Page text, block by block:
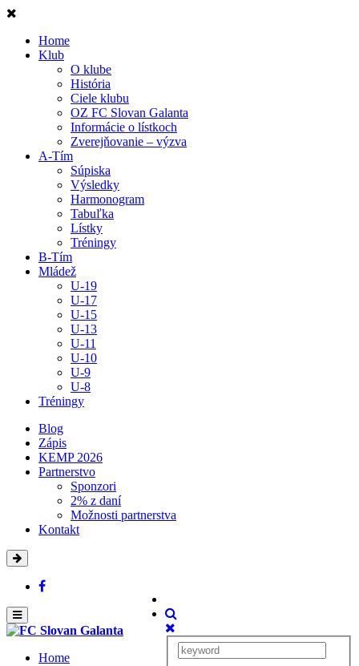
Home
Klub
O klube
História
Ciele klubu
OZ FC Slovan Galanta
Informácie o lístkoch
Zverejňovanie – výzva
A-Tím
Súpiska
Výsledky
Harmonogram
Tabuľka
Lístky
Tréningy
B-Tím
Mládež
U-19
U-17
U-15
U-13
U-11
U-10
U-9
U-8
Tréningy
Blog
Zápis
KEMP 2026
Partnerstvo
Sponzori
2% z daní
Možnosti partnerstva
Kontakt
Home